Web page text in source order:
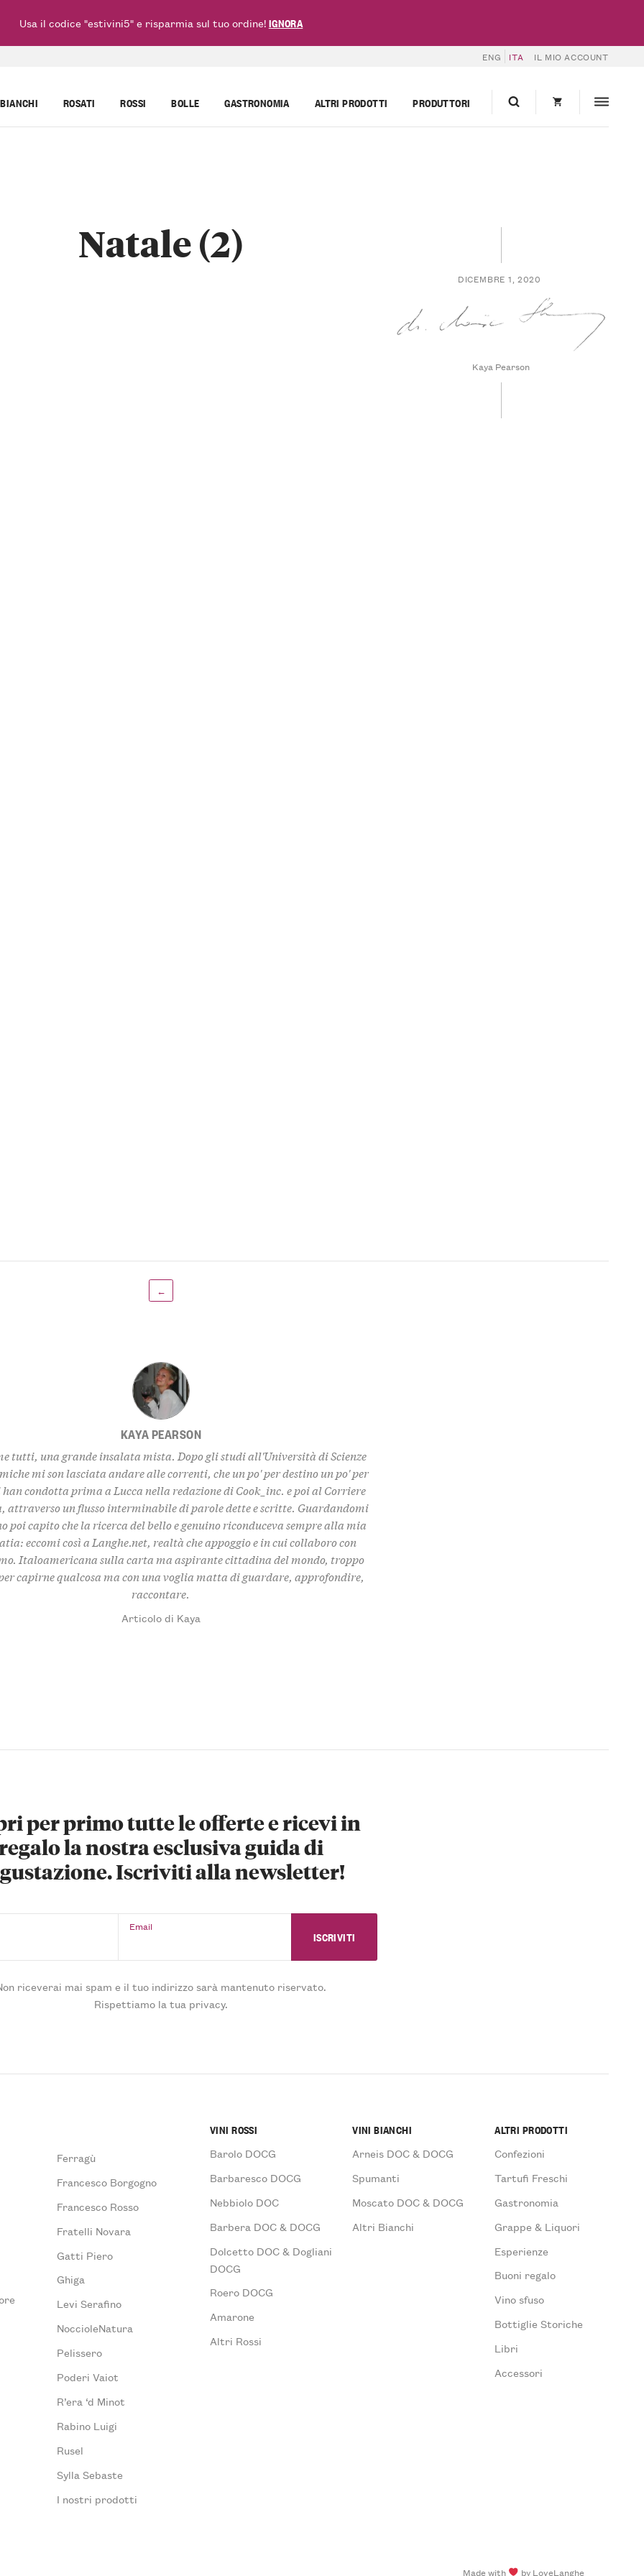
ENG ITA IL MIO ACCOUNT
BIANCHI ROSATI ROSSI BOLLE GASTRONOMIA ALTRI PRODOTTI PRODUTTORI
Natale (2)
DICEMBRE 1, 2020
Kaya Pearson
←
KAYA PEARSON
tutti, una grande insalata mista. Dopo gli studi all'Università di Scienze
mi son lasciata andare alle correnti, che un po' per destino un po' per
condotta prima a Lucca nella redazione di Cook_inc. e poi al Corriere
attraverso un flusso interminabile di parole dette e scritte. Guardandomi
poi capito che la ricerca del bello e genuino riconduceva sempre alla mia
eccomi così a Langhe.net, realtà che appoggio e in cui collaboro con
Italoamericana sulla carta ma aspirante cittadina del mondo, troppo
capirne qualcosa ma con una voglia matta di guardare, approfondire,
raccontare.
Articolo di Kaya
per primo tutte le offerte e ricevi in
la nostra esclusiva guida di
Iscriviti alla newsletter!
Email
riceverai mai spam e il tuo indirizzo sarà mantenuto riservato.
Rispettiamo la tua privacy.
Ferragù
Francesco Borgogno
Francesco Rosso
Fratelli Novara
Gatti Piero
Ghiga
Levi Serafino
NoccioleNatura
Pelissero
Poderi Vaiot
R’era ‘d Minot
Rabino Luigi
Rusel
Sylla Sebaste
I nostri prodotti
VINI ROSSI
Barolo DOCG
Barbaresco DOCG
Nebbiolo DOC
Barbera DOC & DOCG
Dolcetto DOC & Dogliani
DOCG
Roero DOCG
Amarone
Altri Rossi
VINI BIANCHI
Arneis DOC & DOCG
Spumanti
Moscato DOC & DOCG
Altri Bianchi
ALTRI PRODOTTI
Confezioni
Tartufi Freschi
Gastronomia
Grappe & Liquori
Esperienze
Buoni regalo
Vino sfuso
Bottiglie Storiche
Libri
Accessori
Made with by LoveLanghe
Usa il codice "estivini5" e risparmia sul tuo ordine!IGNORA